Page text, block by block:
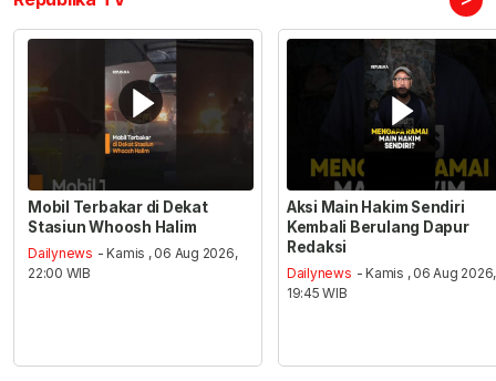
Mobil Terbakar di Dekat
Stasiun Whoosh Halim
Dailynews - Kamis , 06 Aug 2026,
22:00 WIB
Aksi Main Hakim Sendiri
Kembali Berulang Dapur
Redaksi
Dailynews - Kamis , 06 Aug 2026,
19:45 WIB